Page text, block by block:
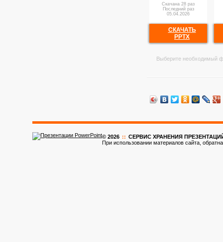
Скачана 28 раз
Последний раз
05.04.2026
СКАЧАТЬ
PPTX
Выберите необходимый
© 2026 :: CЕРВИС ХРАНЕНИЯ ПРЕЗЕНТАЦИЙ
При использовании материалов сайта,